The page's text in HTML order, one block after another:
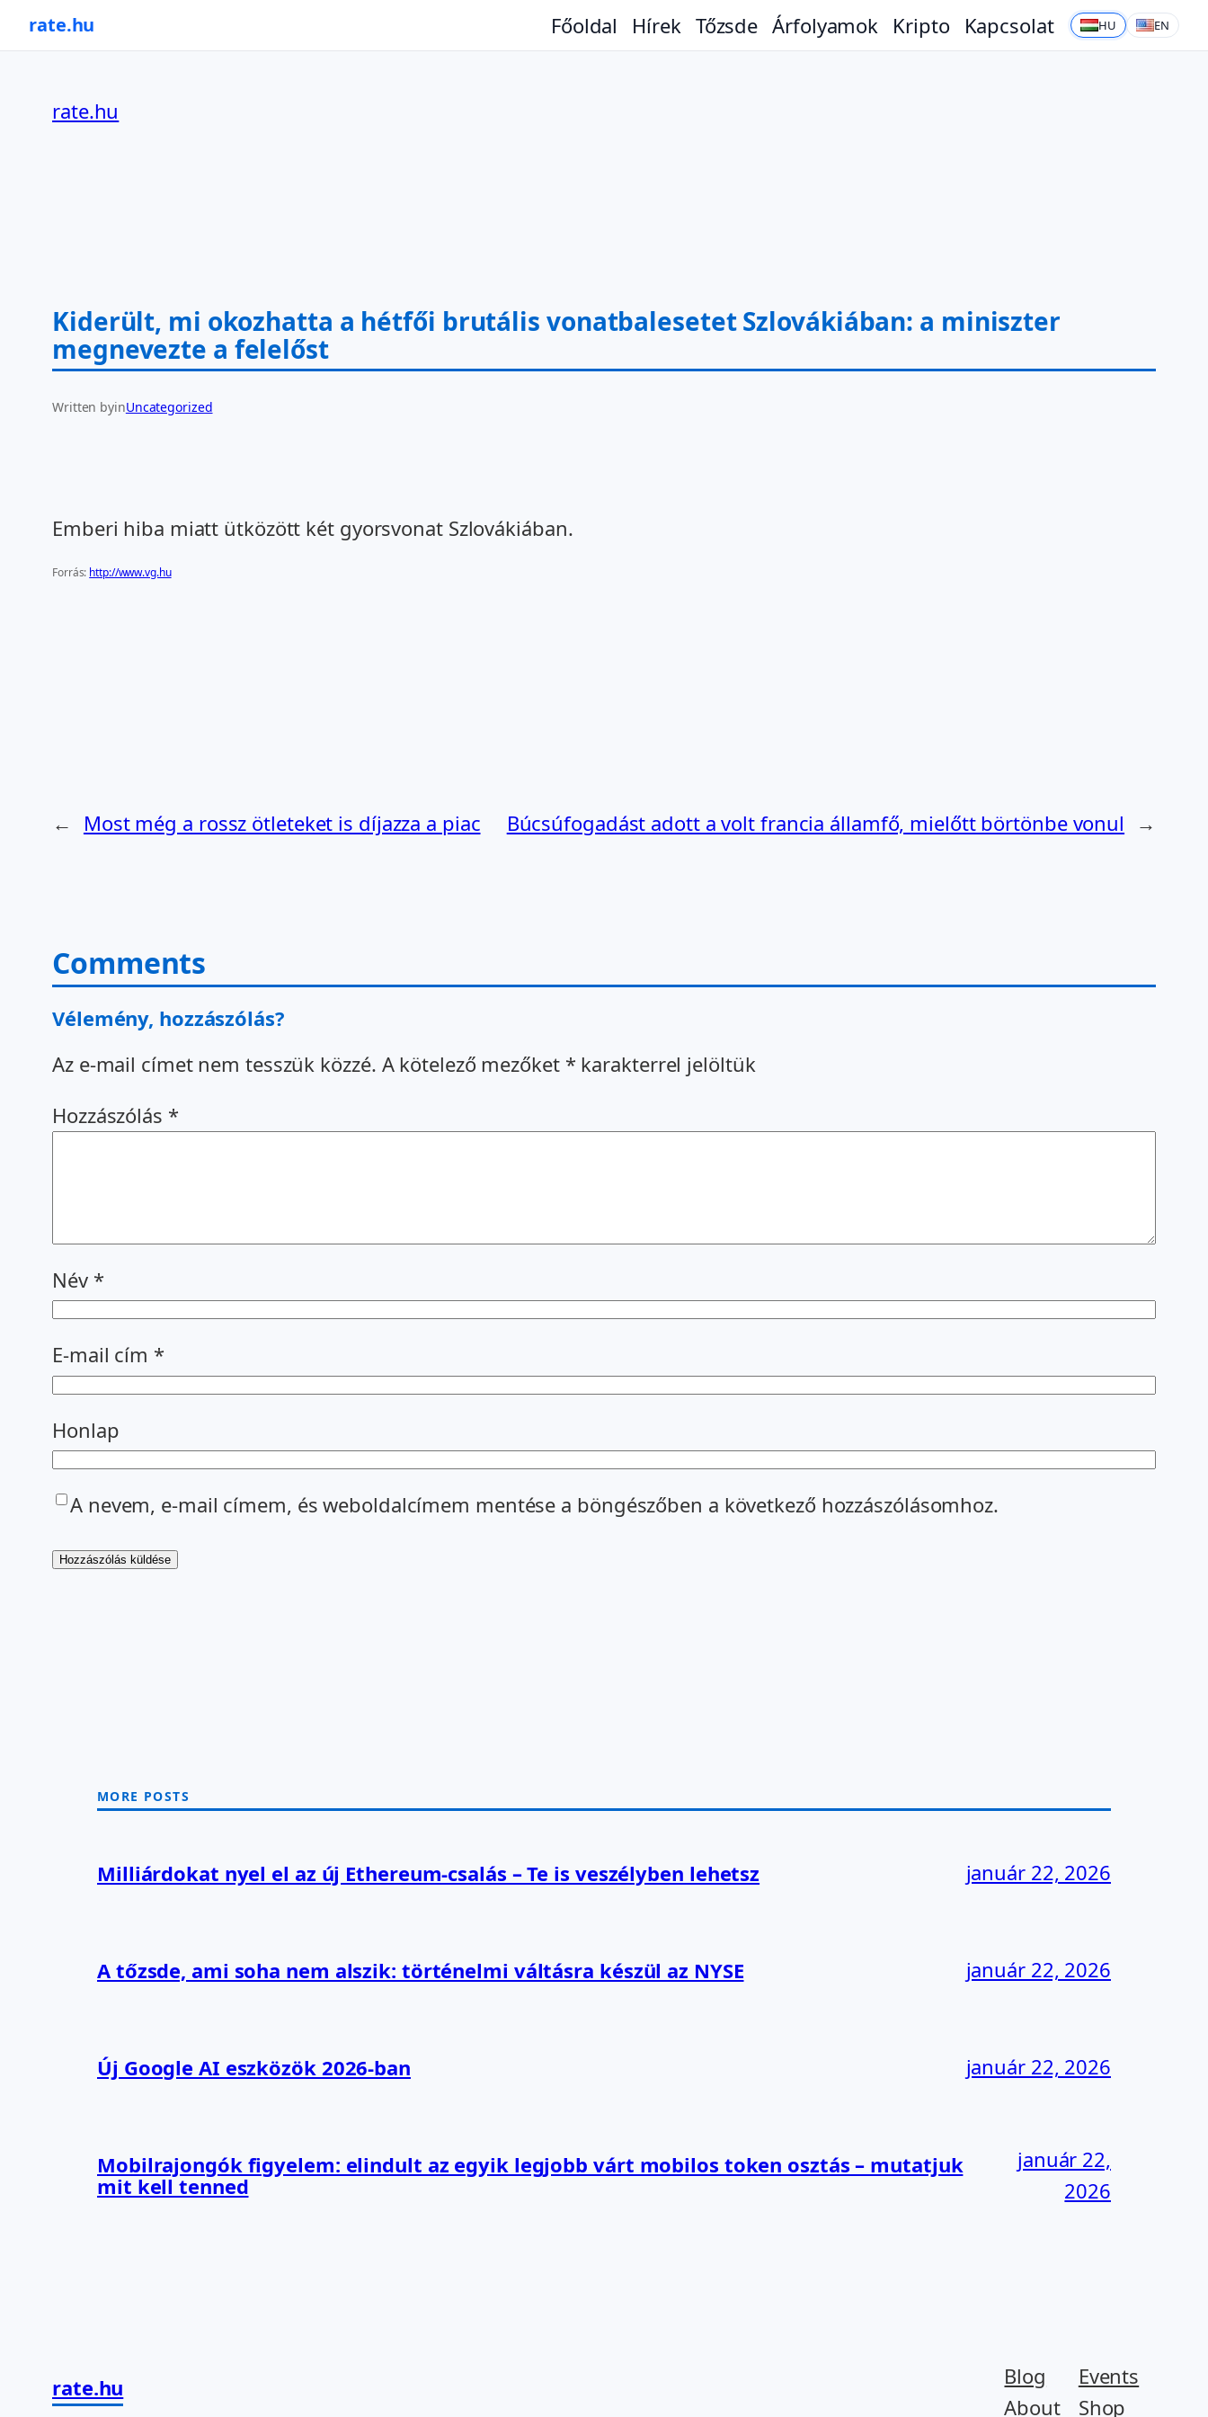
rate.hu Főoldal Hírek Tőzsde Árfolyamok Kripto Kapcsolat HU EN
rate.hu
Kiderült, mi okozhatta a hétfői brutális vonatbalesetet Szlovákiában: a miniszter
megnevezte a felelőst
Written byinUncategorized
Emberi hiba miatt ütközött két gyorsvonat Szlovákiában.
Forrás: http://www.vg.hu
← Most még a rossz ötleteket is díjazza a piac Búcsúfogadást adott a volt francia államfő, mielőtt börtönbe vonul →
Comments
Vélemény, hozzászólás?
Az e-mail címet nem tesszük közzé. A kötelező mezőket * karakterrel jelöltük
Hozzászólás *
Név *
E-mail cím *
Honlap
A nevem, e-mail címem, és weboldalcímem mentése a böngészőben a következő hozzászólásomhoz.
MORE POSTS
Milliárdokat nyel el az új Ethereum-csalás – Te is veszélyben lehetsz január 22, 2026
A tőzsde, ami soha nem alszik: történelmi váltásra készül az NYSE január 22, 2026
Új Google AI eszközök 2026-ban január 22, 2026
Mobilrajongók figyelem: elindult az egyik legjobb várt mobilos token osztás – mutatjuk
mit kell tenned
január 22,
2026
rate.hu
Blog
About
Events
Shop